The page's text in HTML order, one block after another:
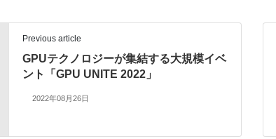
Previous article
GPUテクノロジーが集結する大規模イベ
ント「GPU UNITE 2022」
2022年08月26日